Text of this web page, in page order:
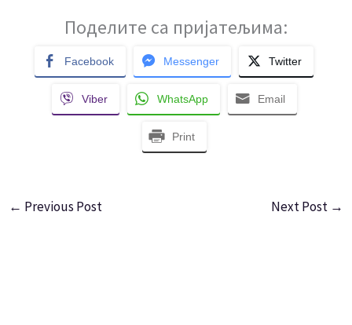
Поделите са пријатељима:
Facebook Messenger Twitter
Viber WhatsApp Email
Print
← Previous Post Next Post →